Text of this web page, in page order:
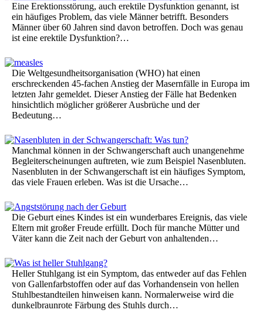
Eine Erektionsstörung, auch erektile Dysfunktion genannt, ist
ein häufiges Problem, das viele Männer betrifft. Besonders
Männer über 60 Jahren sind davon betroffen. Doch was genau
ist eine erektile Dysfunktion?…
Die Weltgesundheitsorganisation (WHO) hat einen
erschreckenden 45-fachen Anstieg der Masernfälle in Europa im
letzten Jahr gemeldet. Dieser Anstieg der Fälle hat Bedenken
hinsichtlich möglicher größerer Ausbrüche und der
Bedeutung…
Manchmal können in der Schwangerschaft auch unangenehme
Begleiterscheinungen auftreten, wie zum Beispiel Nasenbluten.
Nasenbluten in der Schwangerschaft ist ein häufiges Symptom,
das viele Frauen erleben. Was ist die Ursache…
Die Geburt eines Kindes ist ein wunderbares Ereignis, das viele
Eltern mit großer Freude erfüllt. Doch für manche Mütter und
Väter kann die Zeit nach der Geburt von anhaltenden…
Heller Stuhlgang ist ein Symptom, das entweder auf das Fehlen
von Gallenfarbstoffen oder auf das Vorhandensein von hellen
Stuhlbestandteilen hinweisen kann. Normalerweise wird die
dunkelbraunrote Färbung des Stuhls durch…